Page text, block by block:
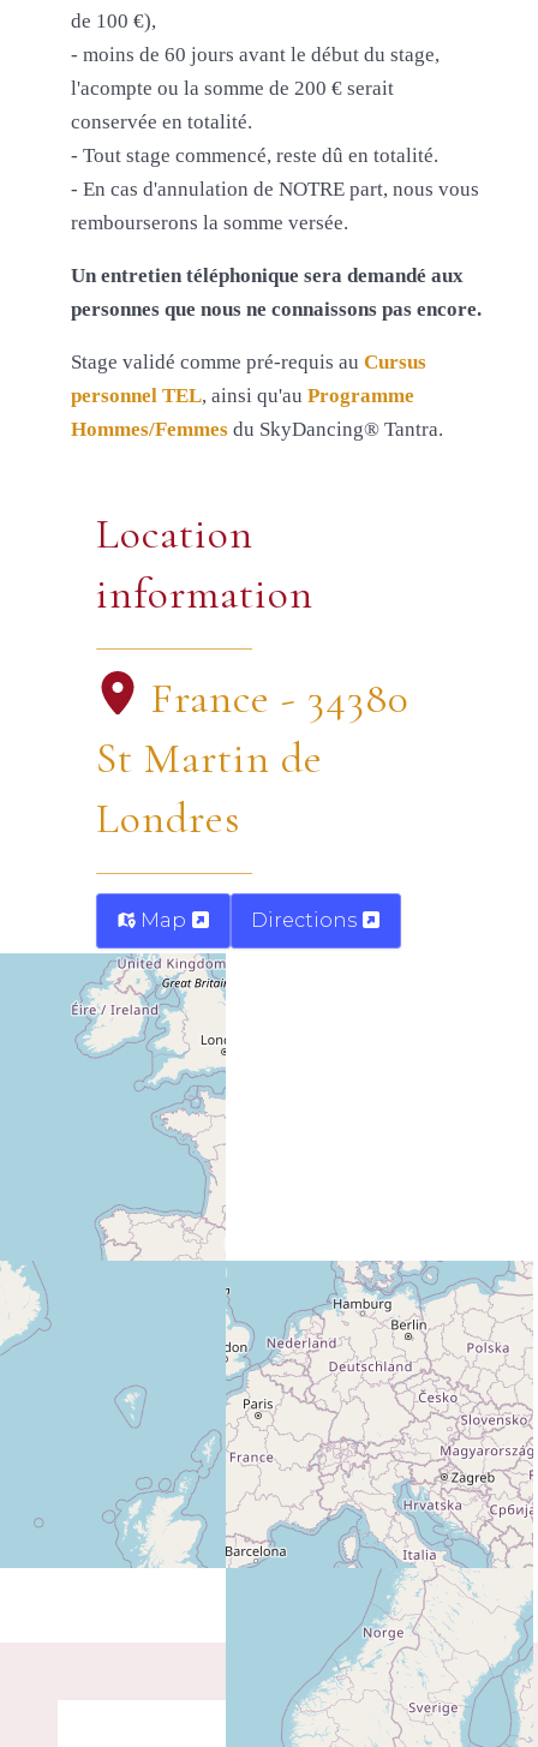
de 100 €),
- moins de 60 jours avant le début du stage,
l'acompte ou la somme de 200 € serait
conservée en totalité.
- Tout stage commencé, reste dû en totalité.
- En cas d'annulation de NOTRE part, nous vous
rembourserons la somme versée.
Un entretien téléphonique sera demandé aux
personnes que nous ne connaissons pas encore.
Stage validé comme pré-requis au Cursus
personnel TEL, ainsi qu'au Programme
Hommes/Femmesdu SkyDancing® Tantra.
Location
information
France - 34380
St Martin de
Londres
Map Directions
PLUS D'INFO SUR CE LIEU